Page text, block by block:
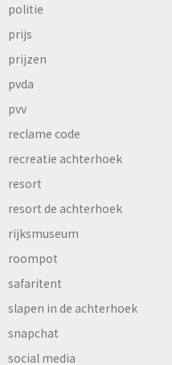
politie
prijs
prijzen
pvda
pvv
reclame code
recreatie achterhoek
resort
resort de achterhoek
rijksmuseum
roompot
safaritent
slapen in de achterhoek
snapchat
social media